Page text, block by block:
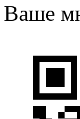
Ваше